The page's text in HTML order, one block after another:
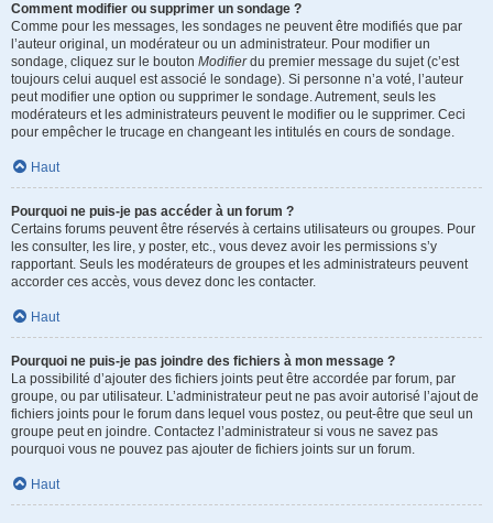
Comment modifier ou supprimer un sondage ?
Comme pour les messages, les sondages ne peuvent être modifiés que par
l’auteur original, un modérateur ou un administrateur. Pour modifier un
sondage, cliquez sur le bouton Modifierdu premier message du sujet (c’est
toujours celui auquel est associé le sondage). Si personne n’a voté, l’auteur
peut modifier une option ou supprimer le sondage. Autrement, seuls les
modérateurs et les administrateurs peuvent le modifier ou le supprimer. Ceci
pour empêcher le trucage en changeant les intitulés en cours de sondage.
Haut
Pourquoi ne puis-je pas accéder à un forum ?
Certains forums peuvent être réservés à certains utilisateurs ou groupes. Pour
les consulter, les lire, y poster, etc., vous devez avoir les permissions s’y
rapportant. Seuls les modérateurs de groupes et les administrateurs peuvent
accorder ces accès, vous devez donc les contacter.
Haut
Pourquoi ne puis-je pas joindre des fichiers à mon message ?
La possibilité d’ajouter des fichiers joints peut être accordée par forum, par
groupe, ou par utilisateur. L’administrateur peut ne pas avoir autorisé l’ajout de
fichiers joints pour le forum dans lequel vous postez, ou peut-être que seul un
groupe peut en joindre. Contactez l’administrateur si vous ne savez pas
pourquoi vous ne pouvez pas ajouter de fichiers joints sur un forum.
Haut